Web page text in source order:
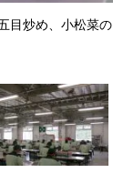
目炒め、小松菜の